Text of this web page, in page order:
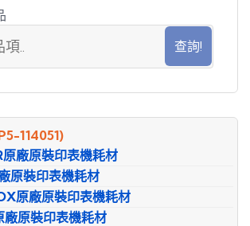
114051)
廠原裝印表機耗材
原裝印表機耗材
原廠原裝印表機耗材
廠原裝印表機耗材